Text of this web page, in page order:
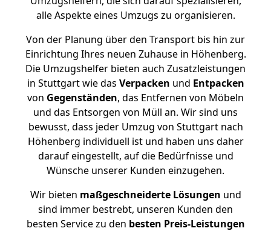
alle Aspekte eines Umzugs zu organisieren.
Von der Planung über den Transport bis hin zur
Einrichtung Ihres neuen Zuhause in Höhenberg.
Die Umzugshelfer bieten auch Zusatzleistungen
in Stuttgart wie das Verpacken und Entpacken
von Gegenständen, das Entfernen von Möbeln
und das Entsorgen von Müll an. Wir sind uns
bewusst, dass jeder Umzug von Stuttgart nach
Höhenberg individuell ist und haben uns daher
darauf eingestellt, auf die Bedürfnisse und
Wünsche unserer Kunden einzugehen.
Wir bieten maßgeschneiderte Lösungen und
sind immer bestrebt, unseren Kunden den
besten Service zu den besten Preis-Leistungen